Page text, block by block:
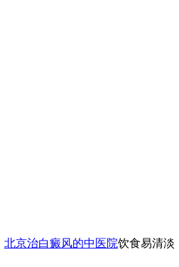
北京治白癜风的中医院饮食易清淡